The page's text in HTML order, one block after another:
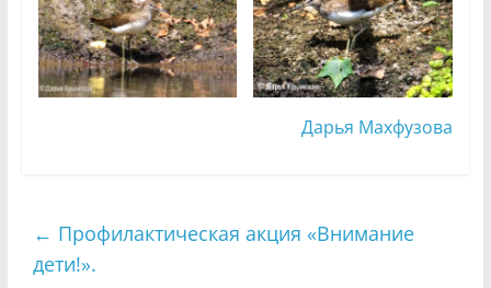
Дарья Махфузова
← Профилактическая акция «Внимание
дети!».